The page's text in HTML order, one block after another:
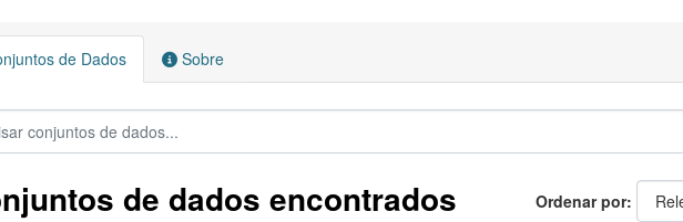
de Dados Sobre
Ordenar por
de dados encontrados